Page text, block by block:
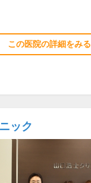
この医院の詳細をみる
ック